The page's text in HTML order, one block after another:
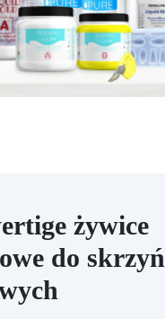
żywice
do skrzyń